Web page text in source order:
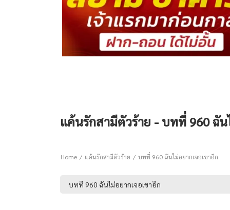
แค้นรักสามีตัวร้าย - บทที่ 960 ฉัน
Home แค้นรักสามีตัวร้าย บทที่ 960 ฉันไม่อยากเจอเขาอีก